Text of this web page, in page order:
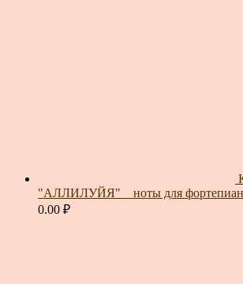
"АЛЛИЛУЙЯ" _ ноты для
0.00 ₽